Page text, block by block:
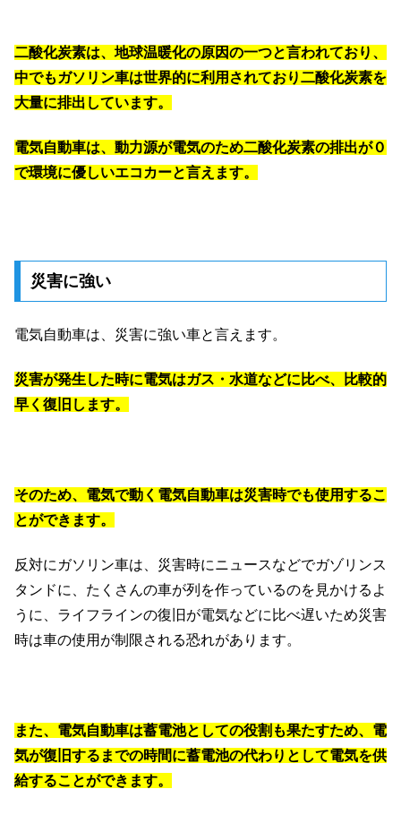
二酸化炭素は、地球温暖化の原因の一つと言われており、
中でもガソリン車は世界的に利用されており二酸化炭素を
大量に排出しています。
電気自動車は、動力源が電気のため二酸化炭素の排出が０
で環境に優しいエコカーと言えます。
災害に強い
電気自動車は、災害に強い車と言えます。
災害が発生した時に電気はガス・水道などに比べ、比較的
早く復旧します。
そのため、電気で動く電気自動車は災害時でも使用するこ
とができます。
反対にガソリン車は、災害時にニュースなどでガゾリンス
タンドに、たくさんの車が列を作っているのを見かけるよ
うに、ライフラインの復旧が電気などに比べ遅いため災害
時は車の使用が制限される恐れがあります。
また、電気自動車は蓄電池としての役割も果たすため、電
気が復旧するまでの時間に蓄電池の代わりとして電気を供
給することができます。